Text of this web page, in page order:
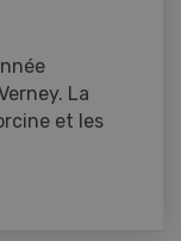
La
et les